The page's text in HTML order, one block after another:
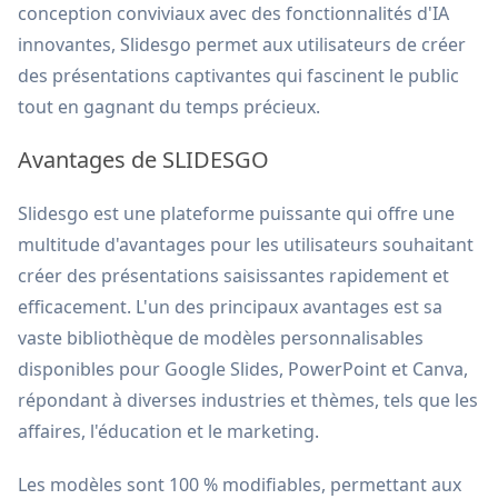
conception conviviaux avec des fonctionnalités d'IA
innovantes, Slidesgo permet aux utilisateurs de créer
des présentations captivantes qui fascinent le public
tout en gagnant du temps précieux.
Avantages de SLIDESGO
Slidesgo est une plateforme puissante qui offre une
multitude d'avantages pour les utilisateurs souhaitant
créer des présentations saisissantes rapidement et
efficacement. L'un des principaux avantages est sa
vaste bibliothèque de modèles personnalisables
disponibles pour Google Slides, PowerPoint et Canva,
répondant à diverses industries et thèmes, tels que les
affaires, l'éducation et le marketing.
Les modèles sont 100 % modifiables, permettant aux